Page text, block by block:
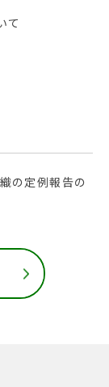
て
の定例報告の